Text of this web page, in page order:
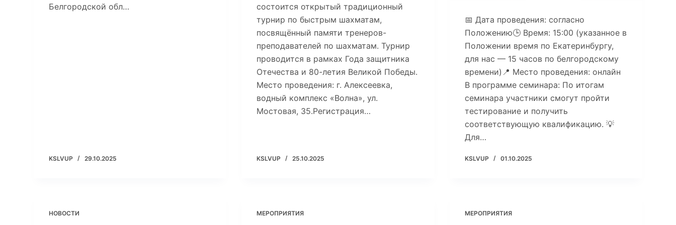
Белгородской обл…
KSLVUP 29.10.2025
состоится открытый традиционный
турнир по быстрым шахматам,
посвящённый памяти тренеров-
преподавателей по шахматам. Турнир
проводится в рамках Года защитника
Отечества и 80-летия Великой Победы.
Место проведения: г. Алексеевка,
водный комплекс «Волна», ул.
Мостовая, 35.Регистрация…
KSLVUP 25.10.2025
📅 Дата проведения: согласно
Положению🕒 Время: 15:00 (указанное в
Положении время по Екатеринбургу,
для нас — 15 часов по белгородскому
времени)📍 Место проведения: онлайн
В программе семинара: По итогам
семинара участники смогут пройти
тестирование и получить
соответствующую квалификацию. 💡
Для…
KSLVUP 01.10.2025
НОВОСТИ МЕРОПРИЯТИЯ МЕРОПРИЯТИЯ